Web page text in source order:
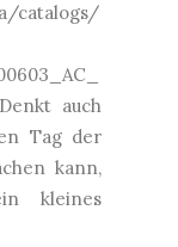
catalogs/
auch
Tag der
kann,
kleines